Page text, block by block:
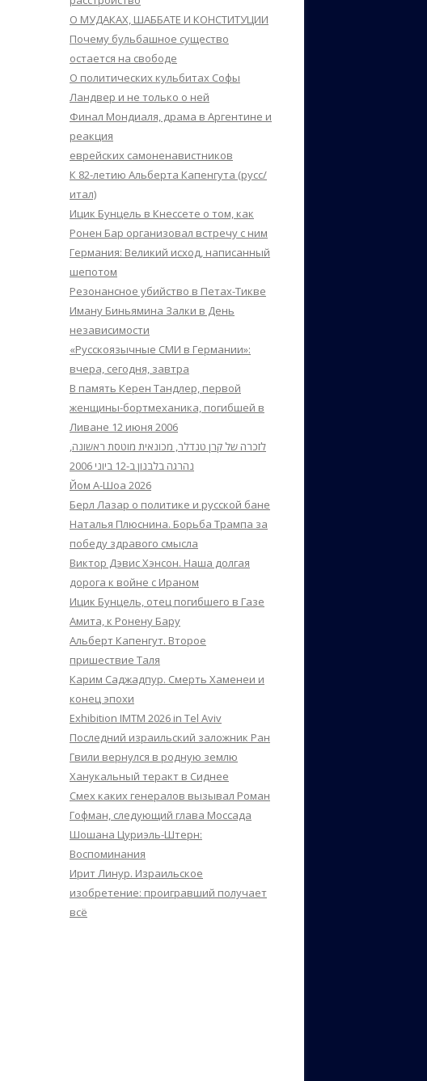
О МУДАКАХ, ШАББАТЕ И КОНСТИТУЦИИ
Почему бульбашное существо
остается на свободе
О политических кульбитах Софы
Ландвер и не только о ней
Финал Мондиаля, драма в Аргентине и
реакция
еврейских самоненавистников
К 82-летию Альберта Капенгута (русс/
итал)
Ицик Бунцель в Кнессете о том, как
Ронен Бар организовал встречу с ним
Германия: Великий исход, написанный
шепотом
Резонансное убийство в Петах-Тикве
Иману Биньямина Залки в День
независимости
«Русскоязычные СМИ в Германии»:
вчера, сегодня, завтра
В память Керен Тандлер, первой
женщины-бортмеханика, погибшей в
Ливане 12 июня 2006
לזכרה של קרן טנדלר, מכונאית מוטסת ראשונה,
נהרגה בלבנון ב-12 ביוני 2006
Йом А-Шоа 2026
Берл Лазар о политике и русской бане
Наталья Плюснина. Борьба Трампа за
победу здравого смысла
Виктор Дэвис Хэнсон. Наша долгая
дорога к войне с Ираном
Ицик Бунцель, отец погибшего в Газе
Амита, к Ронену Бару
Альберт Капенгут. Второе
пришествие Таля
Карим Саджадпур. Смерть Хаменеи и
конец эпохи
Exhibition IMTM 2026 in Tel Aviv
Последний израильский заложник Ран
Гвили вернулся в родную землю
Ханукальный теракт в Сиднее
Смех каких генералов вызывал Роман
Гофман, следующий глава Моссада
Шошана Цуриэль-Штерн:
Воспоминания
Ирит Линур. Израильское
изобретение: проигравший получает
всё